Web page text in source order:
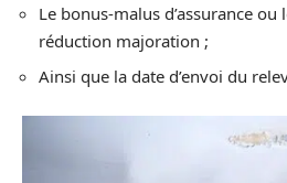
Le bonus-malus d’assurance ou
réduction majoration ;
Ainsi que la date d’envoi du